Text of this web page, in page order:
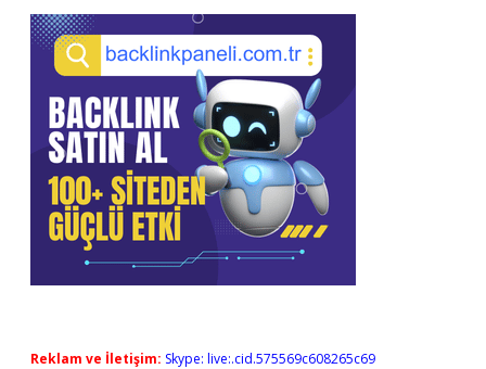
Reklam ve İletişim: Skype: live:.cid.575569c608265c69